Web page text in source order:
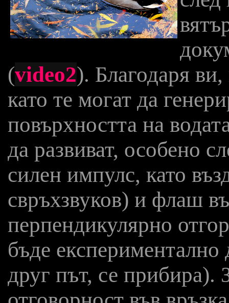
(video2). Благодаря
като те могат да
повърхността на
да развиват, особено
силен импулс, като
свръхзвуков) и флаш
перпендикулярно
бъде експериментално
друг път, се прибира).